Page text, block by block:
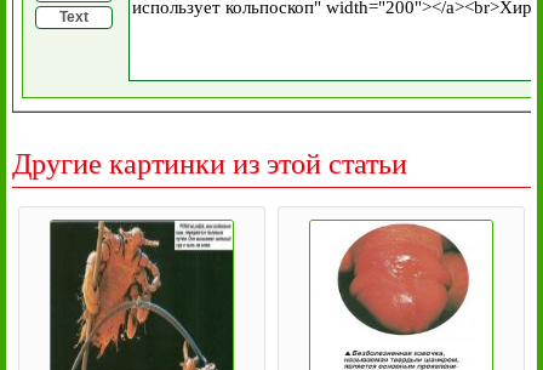
Text
Другие картинки из этой статьи